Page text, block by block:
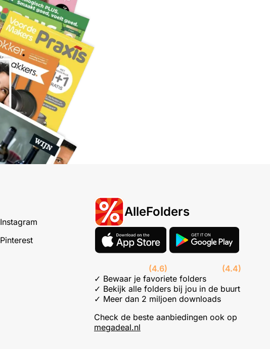
Instagram
Pinterest
AlleFolders
(4.6)
(4.4)
✓ Bewaar je favoriete folders
✓ Bekijk alle folders bij jou in de buurt
✓ Meer dan 2 miljoen downloads
Check de beste aanbiedingen ook op
megadeal.nl